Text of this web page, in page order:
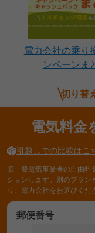
電力会社の乗り
ンペーンま
切り替
電気料金
引越しでの比較はこ
旧一般電気事業者の自由
ションします。別のプラン
り、電力会社をお選びくだ
郵便番号